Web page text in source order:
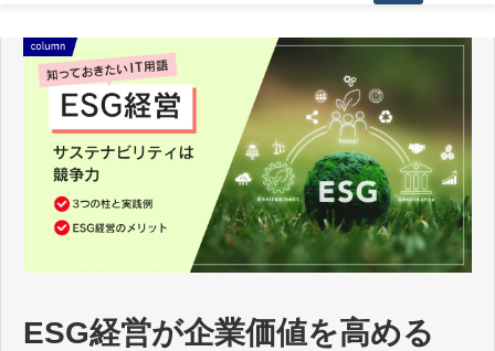
課題別ソリューション一覧
サービス一覧
導入事例
セミナー
コラム
よくあるご質問
ESG経営が企業価値を高める